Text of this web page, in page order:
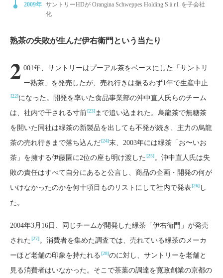
2009年 サントリーHDが Orangina Schweppes Holding S.à r.l. を子会社
化
熟茶の失敗が生んだ伊右衛門という当たり
2 001年、サントリーはプーアル茶をベースにした「サントリ
ー熟茶」を発売したが、売れ行きは振るわず1年で生産中止
[22]になった。開発を率いた食品事業部の沖中直人氏らのチーム
は、社内で干される寸前[23]まで追い込まれた。烏龍茶で無糖茶
を開いた同社は緑茶の新製品を出しても不発が続き、主力の烏龍
茶の売れ行きまで落ち込んだ[24]末、2003年には緑茶「お〜いお
茶」を擁する伊藤園に2位の座も明け渡した [25]。沖中直人氏は失
敗の責任はすべて自分にあると公言し、商品の企画・開発の何が
いけなかったのかを何十項目ものリストにして社内で発表[26] し
た。
2004年3月16日、同じチームが開発した緑茶「伊右衛門」が発売
された [27]。消費者を集めた調査では、売れている緑茶のメーカ
ーほど老舗の印象を持たれる [28]のに対し、サントリーを老舗と
見る消費者はいなかった。そこで茶葉の調達を寛政創業の京都の